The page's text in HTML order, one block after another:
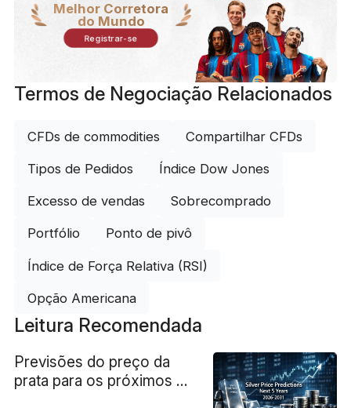
Melhor Corretora
do Mundo
Registrar-se
Termos de Negociação Relacionados
CFDs de commodities Compartilhar CFDs
Tipos de Pedidos Índice Dow Jones
Excesso de vendas Sobrecomprado
Portfólio Ponto de pivô
Índice de Força Relativa (RSI)
Opção Americana
Leitura Recomendada
Previsões do preço da
prata para os próximos 5